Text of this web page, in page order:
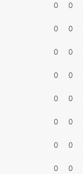
0 0
0 0
0 0
0 0
0 0
0 0
0 0
0 0